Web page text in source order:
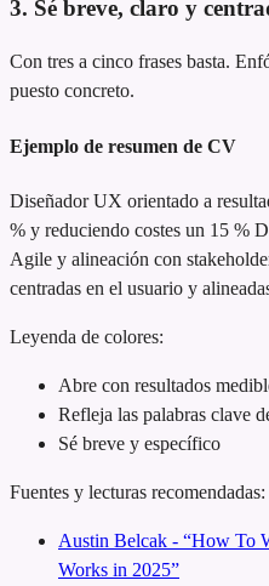
3. Sé breve, claro y
Con tres a cinco frases basta.
puesto concreto.
Ejemplo de resumen de CV
Diseñador UX orientado a
% y reduciendo costes un 15 %
Agile y alineación con
centradas en el usuario y
Leyenda de colores:
Abre con resultados
Refleja las palabras clave
Sé breve y específico
Fuentes y lecturas recomendadas:
Austin Belcak - “How To
Works in 2025”